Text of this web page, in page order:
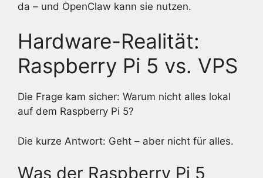
da – und OpenClaw kann sie nutzen.
Hardware-Realität:
Raspberry Pi 5 vs. VPS
Die Frage kam sicher: Warum nicht alles lokal
auf dem Raspberry Pi 5?
Die kurze Antwort: Geht – aber nicht für alles.
Was der Raspberry Pi 5